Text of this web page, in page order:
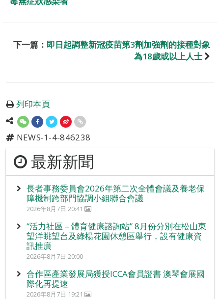
下一篇： 即日起調整新冠疫苗第3劑加強劑的接種對象
為18歲或以上人士
列印本頁
NEWS-1-4-846238
最新新聞
長者事務委員會2026年第二次全體會議及養老保
障機制跨部門協調小組聯合會議
2026年8月7日 20:41
“活力社區 – 體育健康諮詢站” 8月份分別在松山東
望洋眺望台及綠楊花園休憩區舉行，設有健康資
訊推廣
2026年8月7日 20:00
合作區產業發展局獲授ICCA會員證書 澳琴會展國
際化再提速
2026年8月7日 19:21